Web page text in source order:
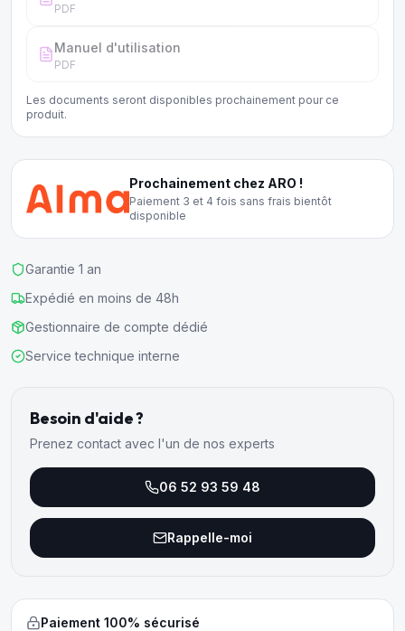
PDF
Manuel d'utilisation
PDF
Les documents seront disponibles prochainement pour ce
produit.
Prochainement chez ARO !
Paiement 3 et 4 fois sans frais bientôt
disponible
Garantie 1 an
Expédié en moins de 48h
Gestionnaire de compte dédié
Service technique interne
Besoin d'aide ?
Prenez contact avec l'un de nos experts
06 52 93 59 48
Rappelle-moi
Paiement 100% sécurisé